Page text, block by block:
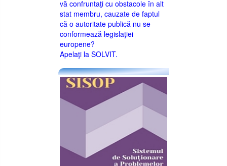
vă confruntaţi cu obstacole în alt
stat membru, cauzate de faptul
că o autoritate publică nu se
conformează legislaţiei
europene?
Apelaţi la SOLVIT.